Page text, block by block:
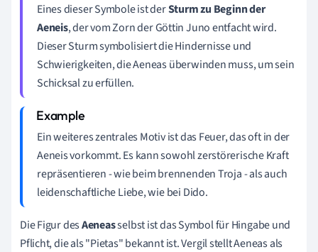
Eines dieser Symbole ist derSturm zu Beginn der
Aeneis, der vom Zorn der Göttin Juno entfacht wird.
Dieser Sturm symbolisiert die Hindernisse und
Schwierigkeiten, die Aeneas überwinden muss, um sein
Schicksal zu erfüllen.
Ein weiteres zentrales Motiv ist das Feuer, das oft in der
Aeneis vorkommt. Es kann sowohl zerstörerische Kraft
repräsentieren - wie beim brennenden Troja - als auch
leidenschaftliche Liebe, wie bei Dido.
Die Figur desAeneasselbst ist das Symbol für Hingabe und
Pflicht, die als "Pietas" bekannt ist. Vergil stellt Aeneas als